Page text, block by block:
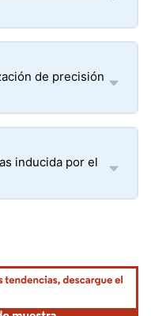
de precisión
inducida por el